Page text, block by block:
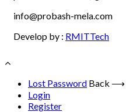
info@probash-mela.com
Develop by : RMITTech
Lost Password Back ⟶
Login
Register